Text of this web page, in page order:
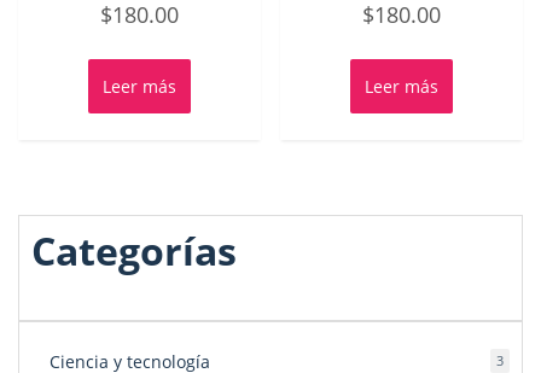
con
0
5
$180.00
Leer más
con
0
5
$180.00
Leer más
Categorías
Ciencia y tecnología 33